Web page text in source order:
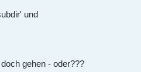
und
gehen - oder???